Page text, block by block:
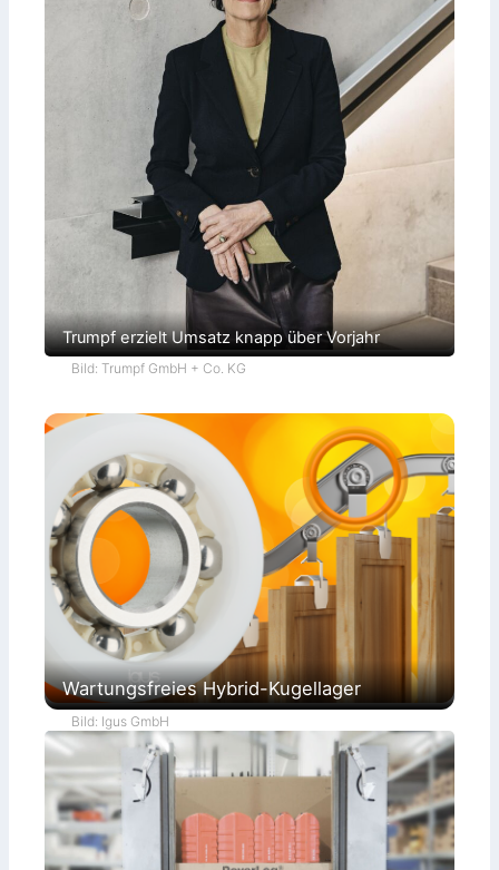
Trumpf erzielt Umsatz knapp über Vorjahr
Bild: Trumpf GmbH + Co. KG
Wartungsfreies Hybrid-Kugellager
Bild: Igus GmbH